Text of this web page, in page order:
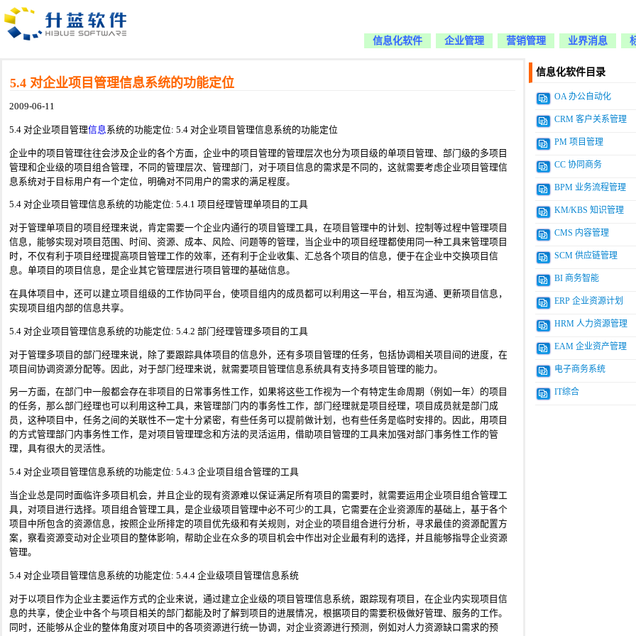
信息化软件 企业管理 营销管理 业界消息
5.4 对企业项目管理信息系统的功能定位
2009-06-11
5.4 对企业项目管理信息 系统的功能定位: 5.4 对企业项目管理信息系统的功能定位
企业中的项目管理往往会涉及企业的各个方面，企业中的项目管理的管理层次也分为项目级的单项目管理、部门级的多项目
管理和企业级的项目组合管理，不同的管理层次、管理部门，对于项目信息的需求是不同的，这就需要考虑企业项目管理信
息系统对于目标用户有一个定位，明确对不同用户的需求的满足程度。
5.4 对企业项目管理信息系统的功能定位: 5.4.1 项目经理管理单项目的工具
对于管理单项目的项目经理来说，肯定需要一个企业内通行的项目管理工具，在项目管理中的计划、控制等过程中管理项目
信息，能够实现对项目范围、时间、资源、成本、风险、问题等的管理，当企业中的项目经理都使用同一种工具来管理项目
时，不仅有利于项目经理提高项目管理工作的效率，还有利于企业收集、汇总各个项目的信息，便于在企业中交换项目信
息。单项目的项目信息，是企业其它管理层进行项目管理的基础信息。
在具体项目中，还可以建立项目组级的工作协同平台，使项目组内的成员都可以利用这一平台，相互沟通、更新项目信息，
实现项目组内部的信息共享。
5.4 对企业项目管理信息系统的功能定位: 5.4.2 部门经理管理多项目的工具
对于管理多项目的部门经理来说，除了要跟踪具体项目的信息外，还有多项目管理的任务，包括协调相关项目间的进度，在
项目间协调资源分配等。因此，对于部门经理来说，就需要项目管理信息系统具有支持多项目管理的能力。
另一方面，在部门中一般都会存在非项目的日常事务性工作，如果将这些工作视为一个有特定生命周期（例如一年）的项目
的任务，那么部门经理也可以利用这种工具，来管理部门内的事务性工作，部门经理就是项目经理，项目成员就是部门成
员，这种项目中，任务之间的关联性不一定十分紧密，有些任务可以提前做计划，也有些任务是临时安排的。因此，用项目
的方式管理部门内事务性工作，是对项目管理理念和方法的灵活运用，借助项目管理的工具来加强对部门事务性工作的管
理，具有很大的灵活性。
5.4 对企业项目管理信息系统的功能定位: 5.4.3 企业项目组合管理的工具
当企业总是同时面临许多项目机会，并且企业的现有资源难以保证满足所有项目的需要时，就需要运用企业项目组合管理工
具，对项目进行选择。项目组合管理工具，是企业级项目管理中必不可少的工具，它需要在企业资源库的基础上，基于各个
项目中所包含的资源信息，按照企业所排定的项目优先级和有关规则，对企业的项目组合进行分析，寻求最佳的资源配置方
案，察看资源变动对企业项目的整体影响，帮助企业在众多的项目机会中作出对企业最有利的选择，并且能够指导企业资源
管理。
5.4 对企业项目管理信息系统的功能定位: 5.4.4 企业级项目管理信息系统
对于以项目作为企业主要运作方式的企业来说，通过建立企业级的项目管理信息系统，跟踪现有项目，在企业内实现项目信
息的共享，使企业中各个与项目相关的部门都能及时了解到项目的进展情况，根据项目的需要积极做好管理、服务的工作。
同时，还能够从企业的整体角度对项目中的各项资源进行统一协调，对企业资源进行预测，例如对人力资源缺口需求的预
信息化软件目录
OA 办公自动化
CRM 客户关系管理
PM 项目管理
CC 协同商务
BPM 业务流程管理
KM/KBS 知识管理
CMS 内容管理
SCM 供应链管理
BI 商务智能
ERP 企业资源计划
HRM 人力资源管理
EAM 企业资产管理
电子商务系统
IT综合